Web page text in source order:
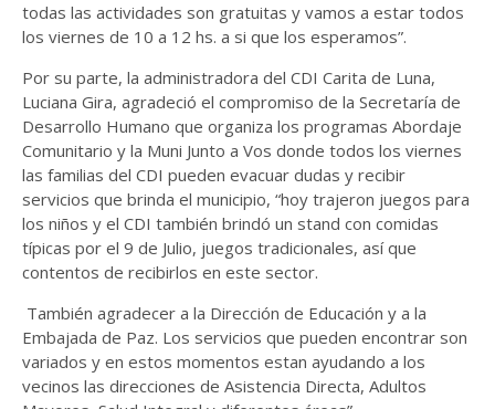
todas las actividades son gratuitas y vamos a estar todos
los viernes de 10 a 12 hs. a si que los esperamos”.
Por su parte, la administradora del CDI Carita de Luna,
Luciana Gira, agradeció el compromiso de la Secretaría de
Desarrollo Humano que organiza los programas Abordaje
Comunitario y la Muni Junto a Vos donde todos los viernes
las familias del CDI pueden evacuar dudas y recibir
servicios que brinda el municipio, “hoy trajeron juegos para
los niños y el CDI también brindó un stand con comidas
típicas por el 9 de Julio, juegos tradicionales, así que
contentos de recibirlos en este sector.
También agradecer a la Dirección de Educación y a la
Embajada de Paz. Los servicios que pueden encontrar son
variados y en estos momentos estan ayudando a los
vecinos las direcciones de Asistencia Directa, Adultos